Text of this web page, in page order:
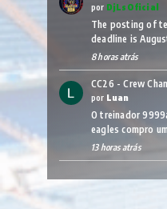
por DjLsOficial
The posting of
deadline is
8 horas atrás
CC26 - Crew
por Luan
O treinador
eagles compro
13 horas atrás